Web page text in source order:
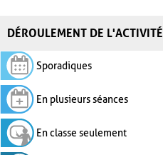
DÉROULEMENT DE L'ACTIVITÉ
Sporadiques
En plusieurs séances
En classe seulement